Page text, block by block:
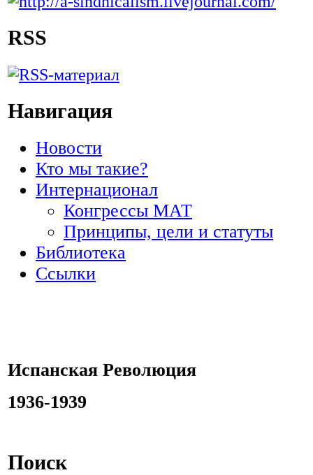
RSS
Навигация
Новости
Кто мы такие?
Интернационал
Конгрессы МАТ
Принципы, цели и статуты
Библиотека
Ссылки
Испанская Революция
1936-1939
Поиск